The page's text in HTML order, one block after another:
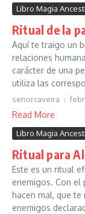
Libro Magia
Ritual de la
Aquí te traigo un
relaciones
carácter de una
utiliza las
senorcaveira
Read More
Libro Magia
Ritual para
Este es un ritual
enemigos. Con el
hacen mal, que
enemigos